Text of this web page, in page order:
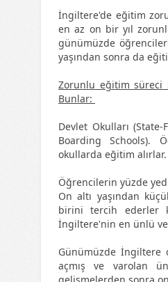
İngiltere'de eğitim
en az on bir yıl
günümüzde
yaşından sonra da
Zorunlu eğitim süreci
Bunlar:
Devlet Okulları
Boarding Schools).
okullarda eğitim alırlar.
Öğrencilerin yüzde
On altı yaşından
birini tercih ederler
İngiltere'nin en ünlü ve
Günümüzde İngiltere
açmış ve varolan